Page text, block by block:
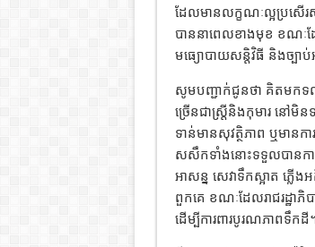
ដែលមានលក្ខណៈល្អប្រសើ
បាននាពេលខាងមុខ ខណៈដ
មធ្យោបាយសន្តិវិធី និងច្បាប់
សូមបញ្ជាក់ជូនថា គិតមកទ
ច្រើនជាស្ត្រីនិងកុមារ នៅ
ទាន់មានសុវត្ថិភាព ឬមានក
សសឹកទាំងនោះទទួលបានការ
អាសន្ន សេវាទឹកស្អាត ភ្ល
ពួកគេ ខណៈដែលរាជរដ្ឋា
ដើម្បីការពារបូរណភាពទឹកដី